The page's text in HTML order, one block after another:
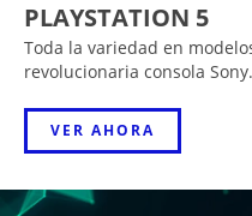
PLAYSTATION 5
Toda la variedad en
revolucionaria consola Sony.
VER AHORA